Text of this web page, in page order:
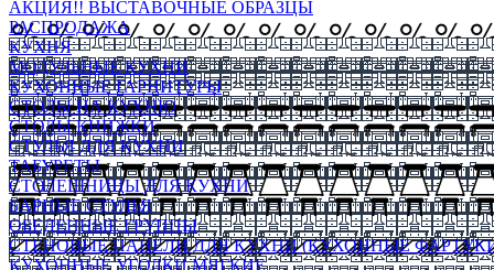
АКЦИЯ!! ВЫСТАВОЧНЫЕ ОБРАЗЦЫ
РАСПРОДАЖА
КУХНЯ
МОДУЛЬНЫЕ КУХНИ
КУХОННЫЕ ГАРНИТУРЫ
СТОЛЫ НА КУХНЮ
СТОЛЫ КНИЖКИ
СТУЛЬЯ ДЛЯ КУХНИ
ТАБУРЕТЫ
СТОЛЕШНИЦЫ ДЛЯ КУХНИ
БАРНЫЕ СТУЛЬЯ
ОБЕДЕННЫЕ ГРУППЫ
СТЕНОВЫЕ ПАНЕЛИ ДЛЯ КУХНИ (КУХОННЫЕ
КУХОННЫЕ УГОЛКИ МЯГКИЕ